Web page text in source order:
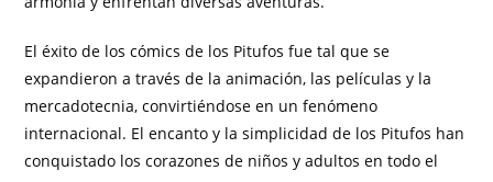
El éxito de los cómics de los Pitufos fue tal que se
expandieron a través de la animación, las películas y la
mercadotecnia, convirtiéndose en un fenómeno
internacional. El encanto y la simplicidad de los Pitufos han
conquistado los corazones de niños y adultos en todo el